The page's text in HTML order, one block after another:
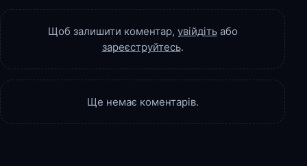
Щоб залишити коментар, увійдітьабо
зареєструйтесь.
Ще немає коментарів.